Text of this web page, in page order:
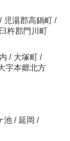
/ 児湯郡高鍋町 /
杵郡門川町
/ 大塚町 /
字本郷北方
池 / 延岡 /